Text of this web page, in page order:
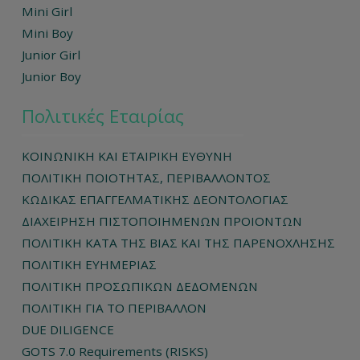
Mini Girl
Mini Boy
Junior Girl
Junior Boy
Πολιτικές Εταιρίας
ΚΟΙΝΩΝΙΚΗ ΚΑΙ ΕΤΑΙΡΙΚΗ ΕΥΘΥΝΗ
ΠΟΛΙΤΙΚΗ ΠΟΙΟΤΗΤΑΣ, ΠΕΡΙΒΑΛΛΟΝΤΟΣ
ΚΩΔΙΚΑΣ ΕΠΑΓΓΕΛΜΑΤΙΚΗΣ ΔΕΟΝΤΟΛΟΓΙΑΣ
ΔΙΑΧΕΙΡΗΣΗ ΠΙΣΤΟΠΟΙΗΜΕΝΩΝ ΠΡΟΙΟΝΤΩΝ
ΠΟΛΙΤΙΚΗ ΚΑΤΑ ΤΗΣ ΒΙΑΣ ΚΑΙ ΤΗΣ ΠΑΡΕΝΟΧΛΗΣΗΣ
ΠΟΛΙΤΙΚΗ ΕΥΗΜΕΡΙΑΣ
ΠΟΛΙΤΙΚΗ ΠΡΟΣΩΠΙΚΩΝ ΔΕΔΟΜΕΝΩΝ
ΠΟΛΙΤΙΚΗ ΓΙΑ ΤΟ ΠΕΡΙΒΑΛΛΟΝ
DUE DILIGENCE
GOTS 7.0 Requirements (RISKS)